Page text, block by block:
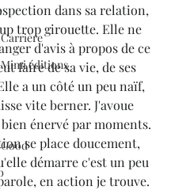
Mimi éditions
dans sa relation,
trop girouette. Elle ne
d'avis à propos de ce
faire de sa vie, de ses
a un côté un peu naïf,
vite berner. J'avoue
énervé par moments.
se place doucement,
démarre c'est un peu
en action je trouve.